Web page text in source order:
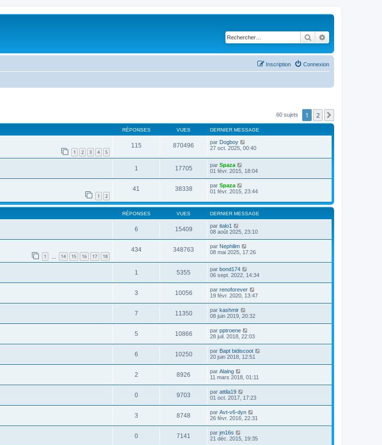
Rechercher
Connexion
Inscription
60 sujets 1 2
RÉPONSES VUES DERNIER MESSAGE
1 2 3 4 5
115 870496 par Dogboy
27 oct. 2025, 00:40
1 17705 par Spaza
01 févr. 2015, 18:04
1 2
41 38338 par Spaza
01 févr. 2015, 23:44
RÉPONSES VUES DERNIER MESSAGE
6 15409 par italo1
08 août 2025, 23:10
1 14 15 16 17 18
434 348763 par Nephilim
08 mai 2025, 17:26
1 5355 par bond174
06 sept. 2022, 14:34
3 10056 par renoforever
19 févr. 2020, 13:47
7 11350 par kashmir
08 juin 2019, 20:32
5 10866 par pptroene
28 juil. 2018, 22:03
6 10250 par Bapt bidiscoot
20 juin 2018, 12:51
2 8926 par Alaing
11 mars 2018, 01:11
0 9703 par attila19
01 oct. 2017, 17:23
3 8748 par Avt-v6-dyn
26 févr. 2016, 22:31
0 7141 par jm16s
21 déc. 2015, 19:35